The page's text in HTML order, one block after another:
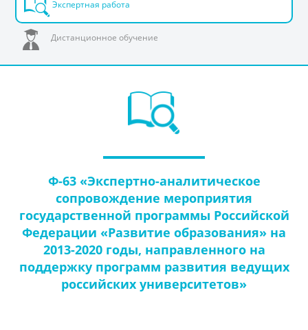
Экспертная работа
Дистанционное обучение
Ф-63 «Экспертно-аналитическое
сопровождение мероприятия
государственной программы Российской
Федерации «Развитие образования» на
2013-2020 годы, направленного на
поддержку программ развития ведущих
российских университетов»